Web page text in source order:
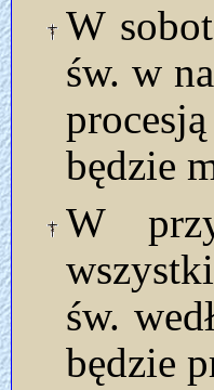
W
św. w
będzie
W
św.
będzie